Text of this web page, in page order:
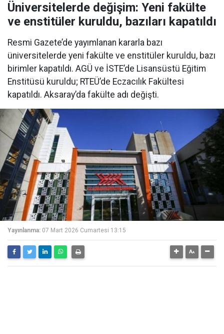
Üniversitelerde değişim: Yeni fakülte
ve enstitüler kuruldu, bazıları kapatıldı
Resmi Gazete’de yayımlanan kararla bazı
üniversitelerde yeni fakülte ve enstitüler kuruldu, bazı
birimler kapatıldı. AGÜ ve İSTE’de Lisansüstü Eğitim
Enstitüsü kuruldu; RTEÜ’de Eczacılık Fakültesi
kapatıldı. Aksaray’da fakülte adı değişti.
Yayınlanma: 07 Mart 2026 Cumartesi 13:15